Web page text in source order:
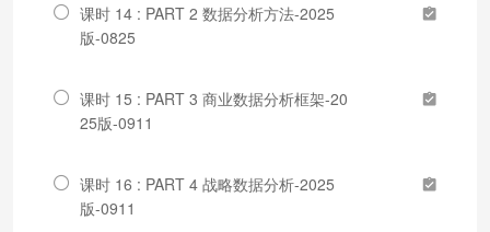
课时 14 : PART 2 数据分析方法-2025
版-0825
课时 15 : PART 3 商业数据分析框架-20
25版-0911
课时 16 : PART 4 战略数据分析-2025
版-0911